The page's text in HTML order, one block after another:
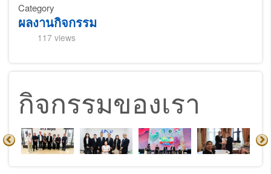
Category
ผลงานกิจกรรม
117 views
กิจกรรมของเรา